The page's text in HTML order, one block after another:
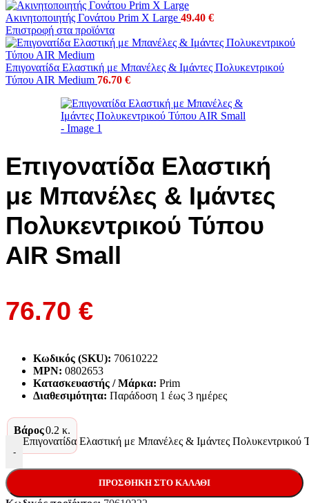
Ακινητοποιητής Γονάτου Prim X Large 49.40 €
Επιστροφή στα προϊόντα
Επιγονατίδα Ελαστική με Μπανέλες & Ιμάντες Πολυκεντρικού
Τύπου ΑΙR Medium 76.70 €
Επιγονατίδα Ελαστική
με Μπανέλες & Ιμάντες
Πολυκεντρικού Τύπου
ΑΙR Small
76.70 €
Κωδικός (SKU): 70610222
MPN: 0802653
Κατασκευαστής / Μάρκα: Prim
Διαθεσιμότητα: Παράδoση 1 έως 3 ημέρες
Βάρος0.2 κ.
-
Επιγονατίδα Ελαστική με Μπανέλες & Ιμάντες
ΠΡΟΣΘΉΚΗ ΣΤΟ ΚΑΛΆΘΙ